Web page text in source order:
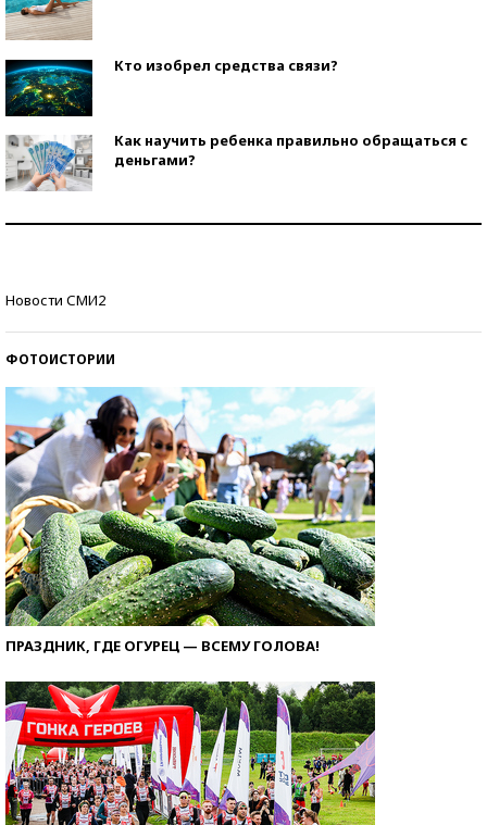
Кто изобрел средства связи?
Как научить ребенка правильно обращаться с
деньгами?
Новости СМИ2
ФОТОИСТОРИИ
ПРАЗДНИК, ГДЕ ОГУРЕЦ — ВСЕМУ ГОЛОВА!